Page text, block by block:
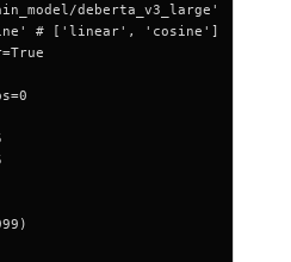
deberta_v3_large'
# ['linear', 'cosine']